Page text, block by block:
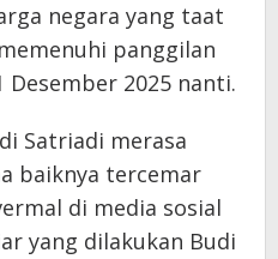
negara yang taat
panggilan
Desember 2025 nanti.
Satriadi merasa
baiknya tercemar
di media sosial
yang dilakukan Budi